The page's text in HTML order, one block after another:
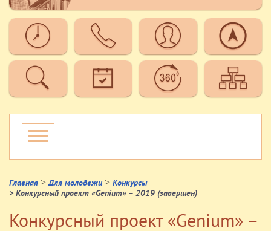
Главная >Для молодежи > Конкурсы
> Конкурсный проект «Genium» – 2019 (завершен)
Конкурсный проект «Genium» –